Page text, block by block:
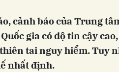
cảnh báo của Trung
gia có độ tin cậy
tai nguy hiểm. Tuy
nhất định.